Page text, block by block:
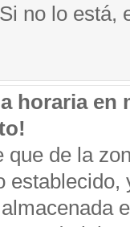
no lo está,
horaria
que de la